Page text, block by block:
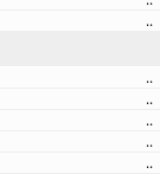
..
..
..
..
..
..